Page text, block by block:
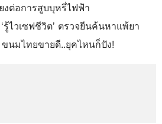
งต่อการสูบบุหรี่ไฟฟ้า
รู้ไวเซฟชีวิต’ ตรวจยีนค้นหาแพ้ยา
ขนมไทยขายดี..ยุคไหนก็ปัง!